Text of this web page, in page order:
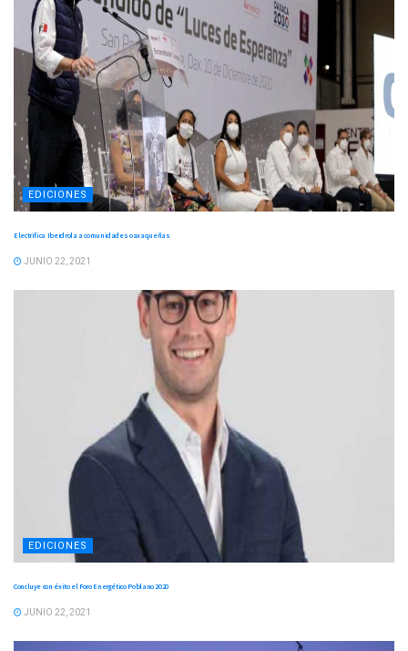
EDICIONES
Electrifica Iberdrola a comunidades oaxaqueñas
JUNIO 22, 2021
EDICIONES
Concluye con éxito el Foro Energético Poblano 2020
JUNIO 22, 2021